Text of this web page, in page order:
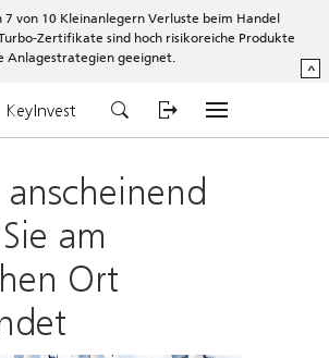
von 10 Kleinanlegern Verluste beim Handel
Zertifikate sind hoch risikoreiche Produkte
Anlagestrategien geeignet.
^
KeyInvest
anscheinend
am
Ort